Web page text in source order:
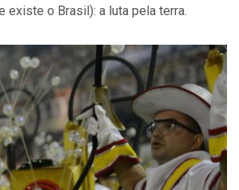
existe o Brasil): a luta pela terra.